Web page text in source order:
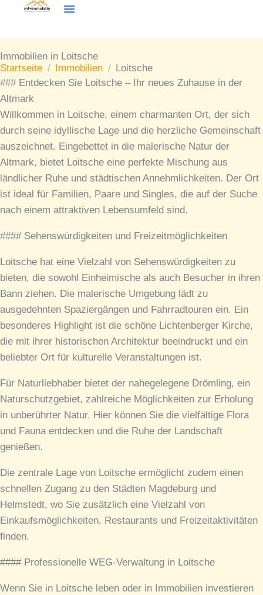
springen
Immobilien in Loitsche
Startseite / Immobilien /
Loitsche
### Entdecken Sie Loitsche – Ihr neues Zuhause in der
Altmark
Willkommen in Loitsche, einem charmanten Ort, der sich
durch seine idyllische Lage und die herzliche Gemeinschaft
auszeichnet. Eingebettet in die malerische Natur der
Altmark, bietet Loitsche eine perfekte Mischung aus
ländlicher Ruhe und städtischen Annehmlichkeiten. Der Ort
ist ideal für Familien, Paare und Singles, die auf der Suche
nach einem attraktiven Lebensumfeld sind.
#### Sehenswürdigkeiten und Freizeitmöglichkeiten
Loitsche hat eine Vielzahl von Sehenswürdigkeiten zu
bieten, die sowohl Einheimische als auch Besucher in ihren
Bann ziehen. Die malerische Umgebung lädt zu
ausgedehnten Spaziergängen und Fahrradtouren ein. Ein
besonderes Highlight ist die schöne Lichtenberger Kirche,
die mit ihrer historischen Architektur beeindruckt und ein
beliebter Ort für kulturelle Veranstaltungen ist.
Für Naturliebhaber bietet der nahegelegene Drömling, ein
Naturschutzgebiet, zahlreiche Möglichkeiten zur Erholung
in unberührter Natur. Hier können Sie die vielfältige Flora
und Fauna entdecken und die Ruhe der Landschaft
genießen.
Die zentrale Lage von Loitsche ermöglicht zudem einen
schnellen Zugang zu den Städten Magdeburg und
Helmstedt, wo Sie zusätzlich eine Vielzahl von
Einkaufsmöglichkeiten, Restaurants und Freizeitaktivitäten
finden.
#### Professionelle WEG-Verwaltung in Loitsche
Wenn Sie in Loitsche leben oder in Immobilien investieren